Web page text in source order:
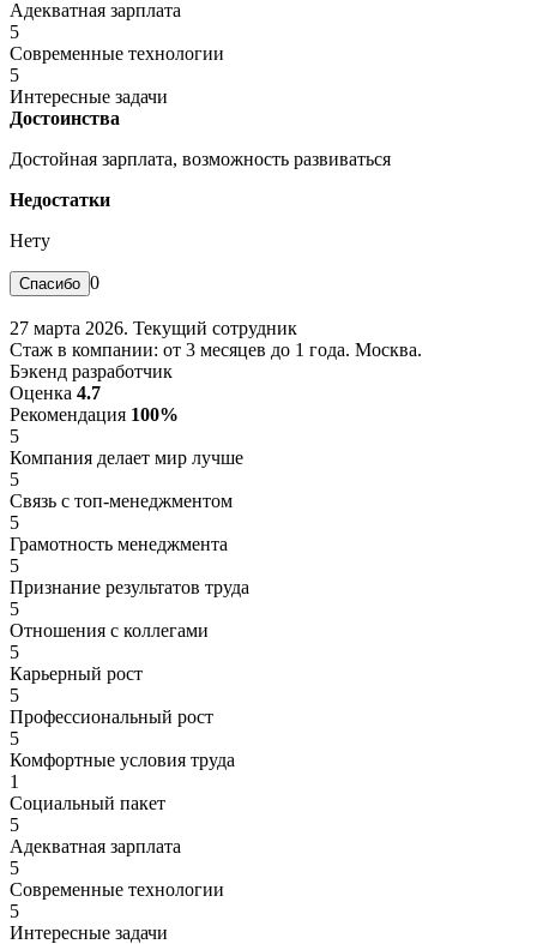
Адекватная зарплата
5
Современные технологии
5
Интересные задачи
Достоинства
Достойная зарплата, возможность развиваться
Недостатки
Нету
0
27 марта 2026. Текущий сотрудник
Стаж в компании: от 3 месяцев до 1 года. Москва.
Бэкенд разработчик
Оценка 4.7
Рекомендация 100%
5
Компания делает мир лучше
5
Связь с топ-менеджментом
5
Грамотность менеджмента
5
Признание результатов труда
5
Отношения с коллегами
5
Карьерный рост
5
Профессиональный рост
5
Комфортные условия труда
1
Социальный пакет
5
Адекватная зарплата
5
Современные технологии
5
Интересные задачи